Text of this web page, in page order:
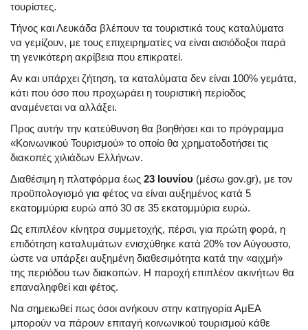
τουρίστες.
Τήνος και Λευκάδα βλέπουν τα τουριστικά τους καταλύματα
να γεμίζουν, με τους επιχειρηματίες να είναι αισιόδοξοι παρά
τη γενικότερη ακρίβεια που επικρατεί.
Αν και υπάρχει ζήτηση, τα καταλύματα δεν είναι 100% γεμάτα,
κάτι που όσο που προχωράει η τουριστική περίοδος
αναμένεται να αλλάξει.
Προς αυτήν την κατεύθυνση θα βοηθήσει και το πρόγραμμα
«Κοινωνικού Τουρισμού» το οποίο θα χρηματοδοτήσει τις
διακοπές χιλιάδων Ελλήνων.
Διαθέσιμη η πλατφόρμα έως 23 Ιουνίου (μέσω gov.gr), με τον
προϋπολογισμό για φέτος να είναι αυξημένος κατά 5
εκατομμύρια ευρώ από 30 σε 35 εκατομμύρια ευρώ.
Ως επιπλέον κίνητρα συμμετοχής, πέρσι, για πρώτη φορά, η
επιδότηση καταλυμάτων ενισχύθηκε κατά 20% τον Αύγουστο,
ώστε να υπάρξει αυξημένη διαθεσιμότητα κατά την «αιχμή»
της περιόδου των διακοπών. Η παροχή επιπλέον ακινήτων θα
επαναληφθεί και φέτος.
Να σημειωθεί πως όσοι ανήκουν στην κατηγορία ΑμΕΑ
μπορούν να πάρουν επιταγή κοινωνικού τουρισμού κάθε